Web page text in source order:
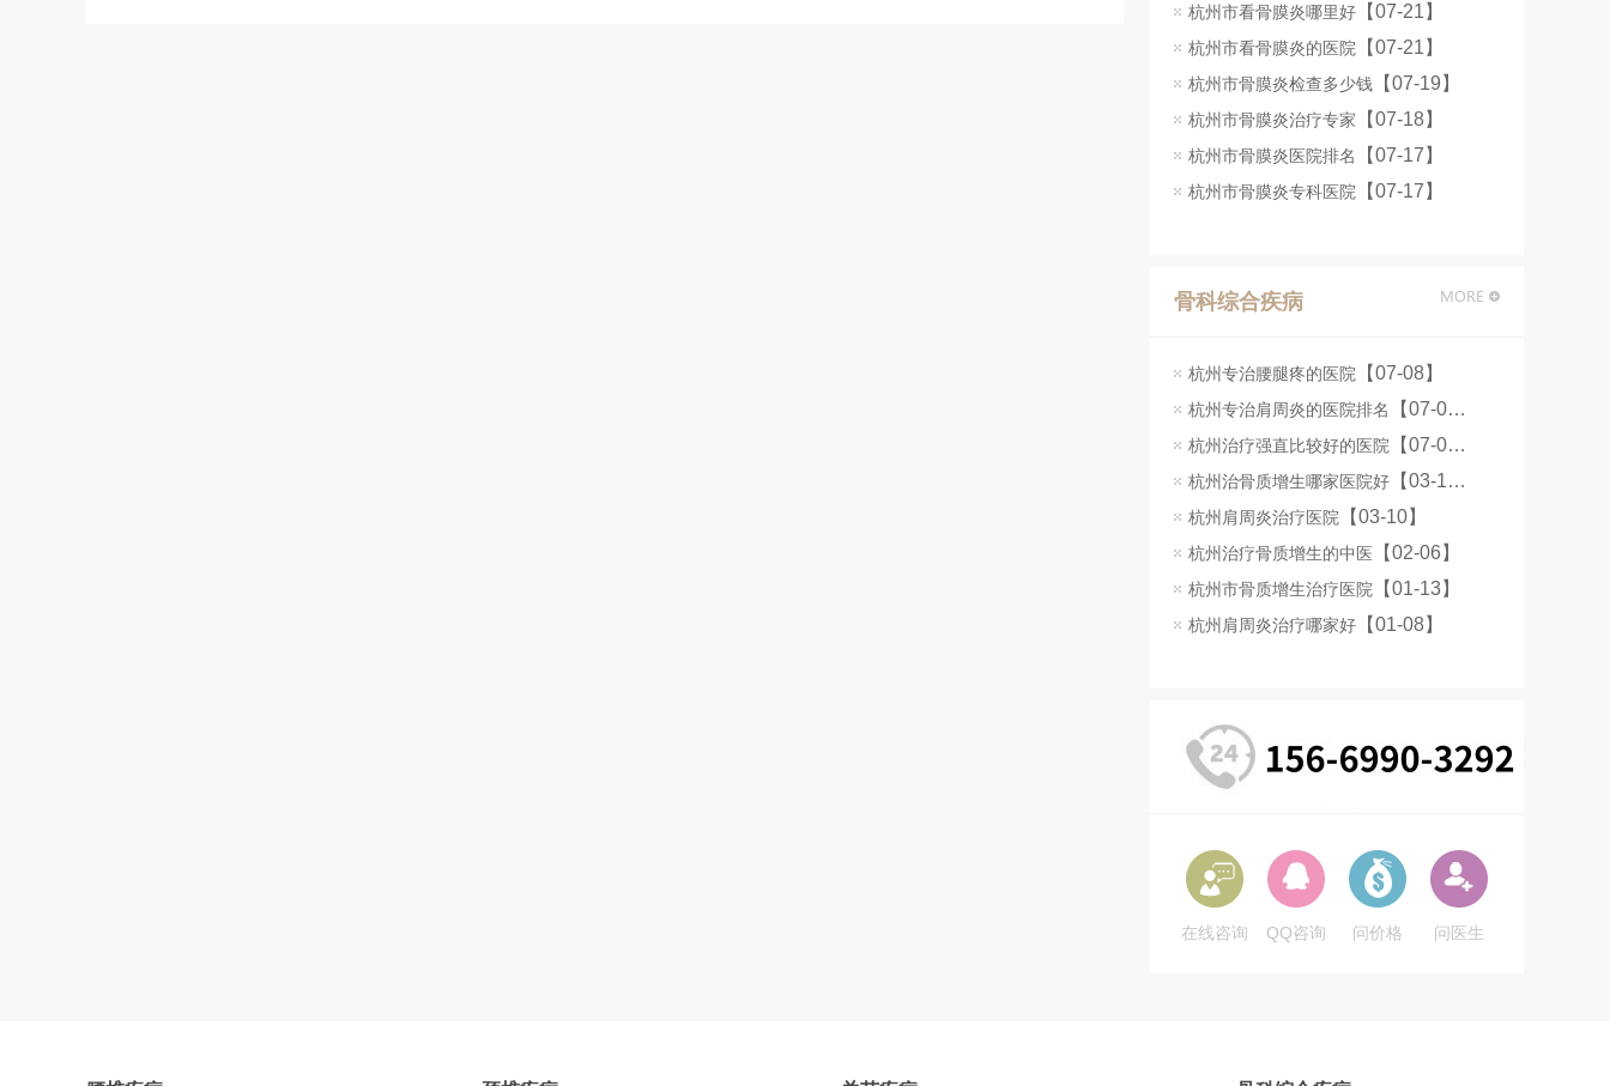
杭州市看骨膜炎哪里好 【07-21】
杭州市看骨膜炎的医院 【07-21】
杭州市骨膜炎检查多少钱 【07-19】
杭州市骨膜炎治疗专家 【07-18】
杭州市骨膜炎医院排名 【07-17】
杭州市骨膜炎专科医院 【07-17】
骨科综合疾病
杭州专治腰腿疼的医院 【07-08】
杭州专治肩周炎的医院排名 【07-08】
杭州治疗强直比较好的医院 【07-07】
杭州治骨质增生哪家医院好 【03-11】
杭州肩周炎治疗医院 【03-10】
杭州治疗骨质增生的中医 【02-06】
杭州市骨质增生治疗医院 【01-13】
杭州肩周炎治疗哪家好 【01-08】
在线咨询 QQ咨询 问价格 问医生